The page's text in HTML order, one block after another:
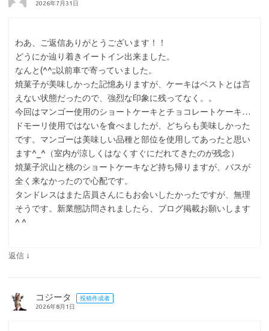
2026年7月31日
わあ、ご返信ありがとうございます！！
どうにか辿り着きイートイン出来ました。
なんと(^^;;以前車で寄っていました。
焼菓子が美味しかった記憶ありますが、ケーキはベストとは言
えない状態だったので、強烈な印象に残ってなく。。
今回はマンゴー使用のショートケーキとチョコレートケーキ…
ドモーリ使用ではないを食べましたが、どちらも美味しかった
です。マンゴーは美味しい品種と部位を使用してあったと思い
ます^_^（室内が涼しくはなくすぐにだれてきたのが残念）
焼菓子沢山と桃のショートケーキなど持ち帰りますが、バスが
全く来なかったので心配です。
タンドレスはまた店員さんにもお会いしたかったですが、無理
そうです。新業態訪問されましたら、ブログ掲載お願いします
^ ^
返信 ↓
コジータ
投稿作成者
2026年8月1日